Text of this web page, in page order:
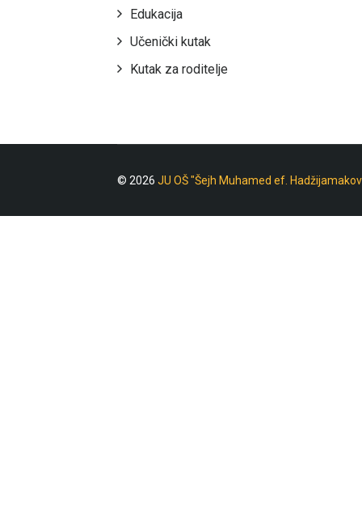
Edukacija
Učenički kutak
Kutak za roditelje
© 2026 JU OŠ "Šejh Muhamed ef.